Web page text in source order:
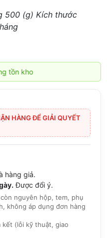
500 (g) Kích thước
kho
HÀNG ĐỂ GIẢI QUYẾT
hàng giả.
Được đổi ý.
nguyên hộp, tem, phụ
không áp dụng đơn hàng
kết (lỗi kỹ thuật, giao